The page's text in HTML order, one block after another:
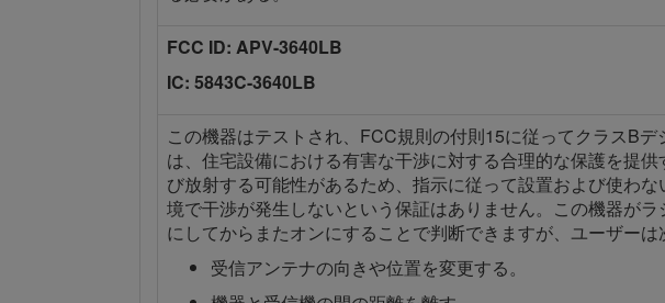
FCC ID: APV-3640LB
IC: 5843C-3640LB
この機器はテストされ、FCC規則の付則15に従ってクラスB
は、住宅設備における有害な干渉に対する合理的な保護を提
び放射する可能性があるため、指示に従って設置および使わ
境で干渉が発生しないという保証はありません。この機器が
にしてからまたオンにすることで判断できますが、ユーザー
受信アンテナの向きや位置を変更する。